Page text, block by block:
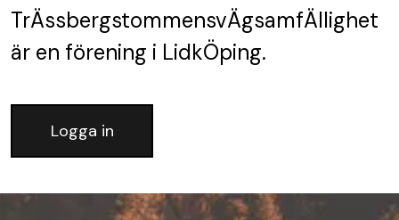
TrÄssbergstommensvÄgsamfÄllighet
är en förening i LidkÖping.
Logga in